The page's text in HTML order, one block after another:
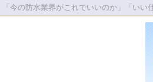
「今の防水業界がこれでいいのか」「い